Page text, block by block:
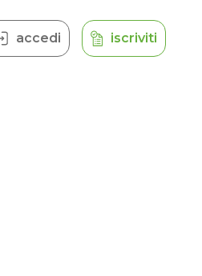
accedi iscriviti